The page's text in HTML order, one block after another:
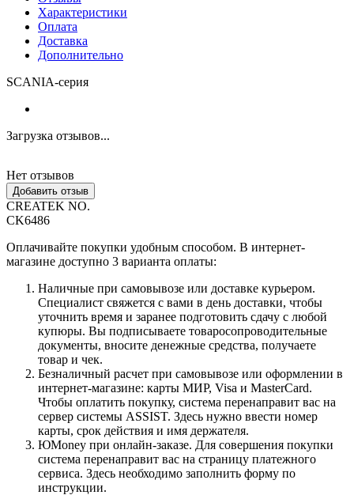
Характеристики
Оплата
Доставка
Дополнительно
SCANIA-серия
Загрузка отзывов...
Нет отзывов
Добавить отзыв
CREATEK NO.
CK6486
Оплачивайте покупки удобным способом. В интернет-
магазине доступно 3 варианта оплаты:
Наличные при самовывозе или доставке курьером.
Специалист свяжется с вами в день доставки, чтобы
уточнить время и заранее подготовить сдачу с любой
купюры. Вы подписываете товаросопроводительные
документы, вносите денежные средства, получаете
товар и чек.
Безналичный расчет при самовывозе или оформлении в
интернет-магазине: карты МИР, Visa и MasterCard.
Чтобы оплатить покупку, система перенаправит вас на
сервер системы ASSIST. Здесь нужно ввести номер
карты, срок действия и имя держателя.
ЮMoney при онлайн-заказе. Для совершения покупки
система перенаправит вас на страницу платежного
сервиса. Здесь необходимо заполнить форму по
инструкции.